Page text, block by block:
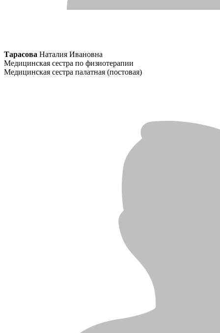
Тарасова Наталия Ивановна
Медицинская сестра по физиотерапии
Медицинская сестра палатная (постовая)